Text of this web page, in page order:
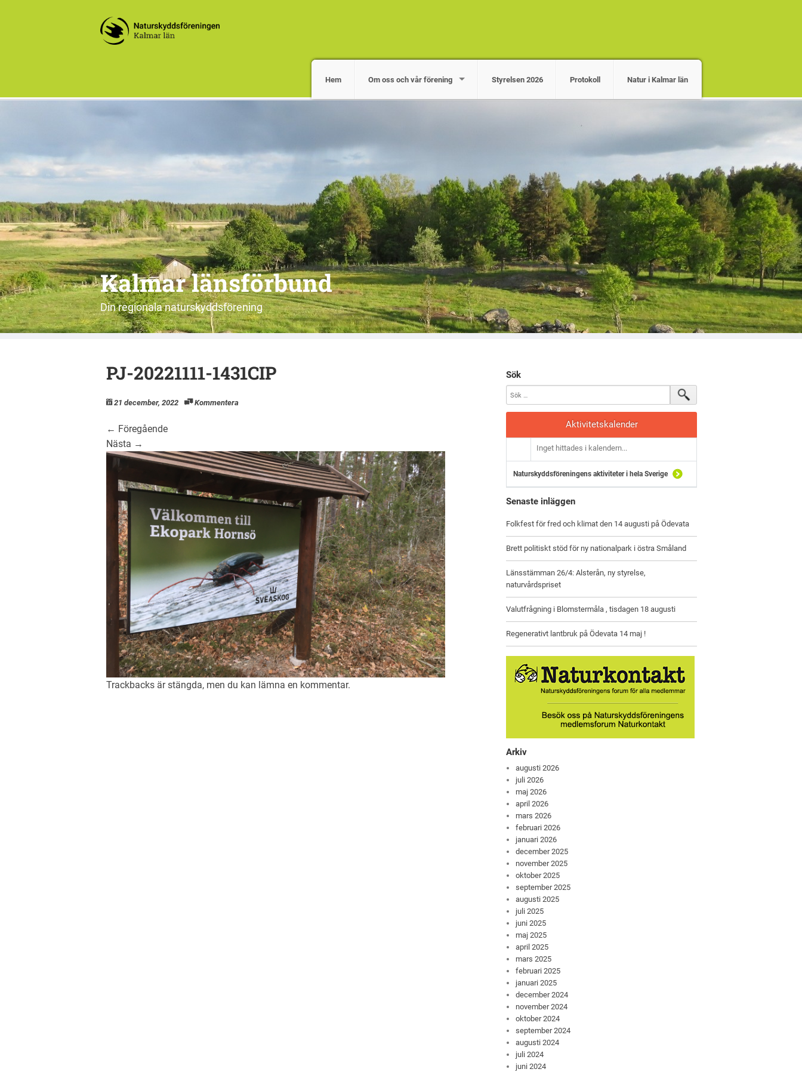
Hem Om oss och vår förening Styrelsen 2026 Protokoll Natur i Kalmar län
Kalmar länsförbund
Din regionala naturskyddsförening
PJ-20221111-1431CIP
21 december, 2022 Kommentera
← Föregående
Nästa →
Trackbacks är stängda, men du kan lämna en kommentar.
Sök
Aktivitetskalender
Inget hittades i kalendern...
Naturskyddsföreningens aktiviteter i hela Sverige
Senaste inläggen
Folkfest för fred och klimat den 14 augusti på Ödevata
Brett politiskt stöd för ny nationalpark i östra Småland
Länsstämman 26/4: Alsterån, ny styrelse,
naturvårdspriset
Valutfrågning i Blomstermåla , tisdagen 18 augusti
Regenerativt lantbruk på Ödevata 14 maj !
Arkiv
augusti 2026
juli 2026
maj 2026
april 2026
mars 2026
februari 2026
januari 2026
december 2025
november 2025
oktober 2025
september 2025
augusti 2025
juli 2025
juni 2025
maj 2025
april 2025
mars 2025
februari 2025
januari 2025
december 2024
november 2024
oktober 2024
september 2024
augusti 2024
juli 2024
juni 2024